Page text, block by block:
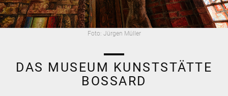
Foto: Jürgen Müller
DAS MUSEUM KUNSTSTÄTTE
BOSSARD